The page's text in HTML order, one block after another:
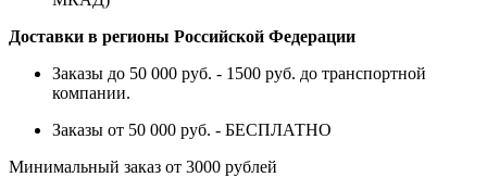
Доставки в регионы Российской Федерации
Заказы до 50 000 руб. - 1500 руб. до транспортной
компании.
Заказы от 50 000 руб. - БЕСПЛАТНО
Минимальный заказ от 3000 рублей